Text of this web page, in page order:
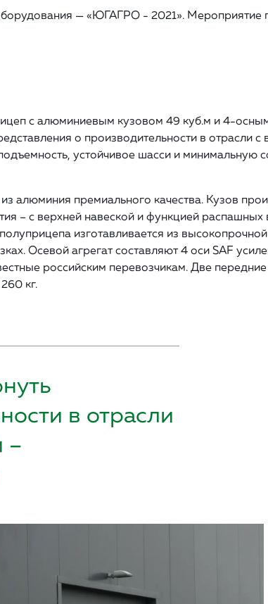
— «ЮГАГРО - 2021». Мероприятие
с алюминиевым кузовом 49 куб.м и 4-
о производительности в отрасли с
устойчивое шасси и минимальную
алюминия премиального качества. Кузов
– с верхней навеской и функцией распашных
изготавливается из высокопрочной
Осевой агрегат составляют 4 оси SAF
российским перевозчикам. Две
кг.
в отрасли
–